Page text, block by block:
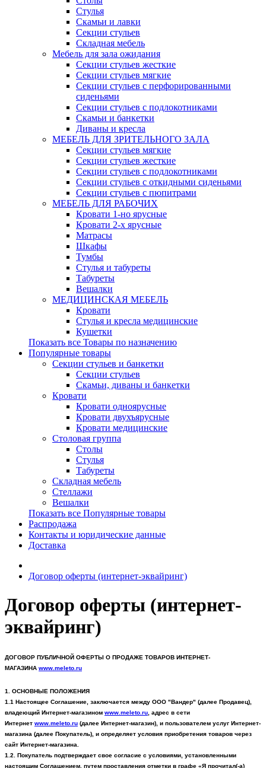
Стулья
Скамьи и лавки
Секции стульев
Складная мебель
Мебель для зала ожидания
Секции стульев жесткие
Секции стульев мягкие
Секции стульев с перфорированными
сиденьями
Секции стульев с подлокотниками
Скамьи и банкетки
Диваны и кресла
МЕБЕЛЬ ДЛЯ ЗРИТЕЛЬНОГО ЗАЛА
Секции стульев мягкие
Секции стульев жесткие
Секции стульев с подлокотниками
Секции стульев с откидными сиденьями
Секции стульев с пюпитрами
МЕБЕЛЬ ДЛЯ РАБОЧИХ
Кровати 1-но ярусные
Кровати 2-х ярусные
Матрасы
Шкафы
Тумбы
Стулья и табуреты
Табуреты
Вешалки
МЕДИЦИНСКАЯ МЕБЕЛЬ
Кровати
Стулья и кресла медицинские
Кушетки
Показать все Товары по назначению
Популярные товары
Секции стульев и банкетки
Секции стульев
Скамьи, диваны и банкетки
Кровати
Кровати одноярусные
Кровати двухъярусные
Кровати медицинские
Столовая группа
Столы
Стулья
Табуреты
Складная мебель
Стеллажи
Вешалки
Показать все Популярные товары
Распродажа
Контакты и юридические данные
Доставка
Договор оферты (интернет-эквайринг)
Договор оферты (интернет-
эквайринг)
ДОГОВОР ПУБЛИЧНОЙ ОФЕРТЫ О ПРОДАЖЕ ТОВАРОВ ИНТЕРНЕТ-
МАГАЗИНА www meleto .ru
1. ОСНОВНЫЕ ПОЛОЖЕНИЯ
1.1 Настоящее Соглашение, заключается между ООО "Вандер" (далее Продавец),
владеющий Интернет-магазином www meleto .ru адрес в сети
Интернет www meleto .ru (далее Интернет-магазин), и пользователем услуг Интернет-
магазина (далее Покупатель), и определяет условия приобретения товаров через
сайт Интернет-магазина.
1.2. Покупатель подтверждает свое согласие с условиями, установленными
настоящим Соглашением, путем проставления отметки в графе «Я прочитал(-а)